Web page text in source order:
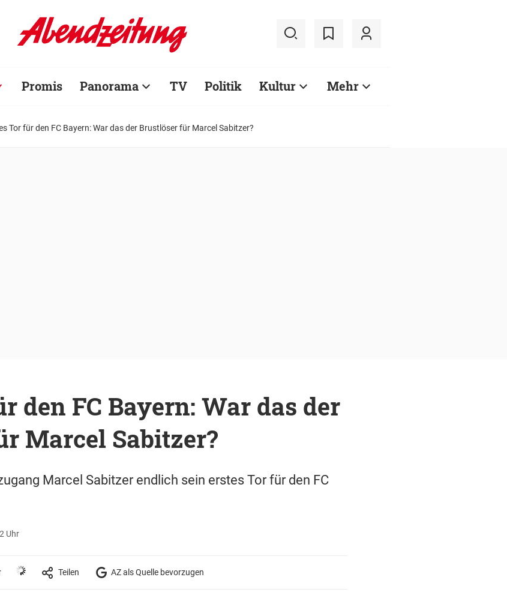
Promis Panorama TV Politik Kultur Mehr
Tor für den FC Bayern: War das der Brustlöser für Marcel Sabitzer?
den FC Bayern: War das der
Marcel Sabitzer?
Marcel Sabitzer endlich sein erstes Tor für den FC
Uhr
Teilen AZ als Quelle bevorzugen